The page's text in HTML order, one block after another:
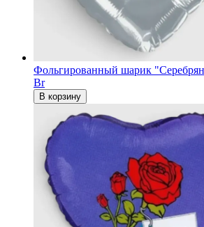
Фольгированный шарик
Br
В корзину